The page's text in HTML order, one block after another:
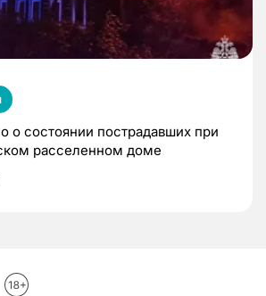
о состоянии пострадавших при
расселенном доме